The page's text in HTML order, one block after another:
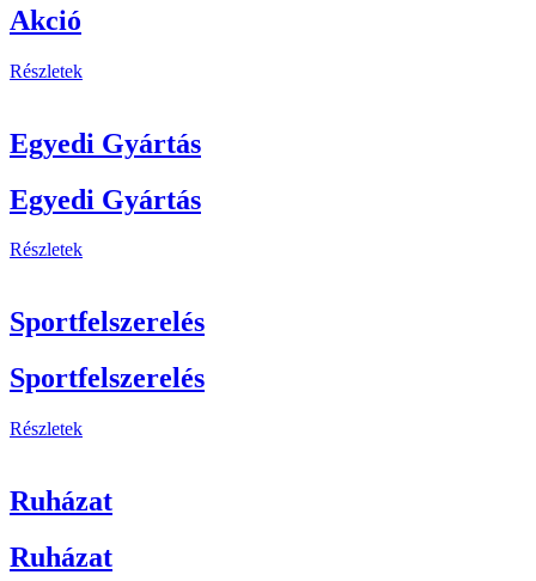
Akció
Részletek
Egyedi Gyártás
Egyedi Gyártás
Részletek
Sportfelszerelés
Sportfelszerelés
Részletek
Ruházat
Ruházat